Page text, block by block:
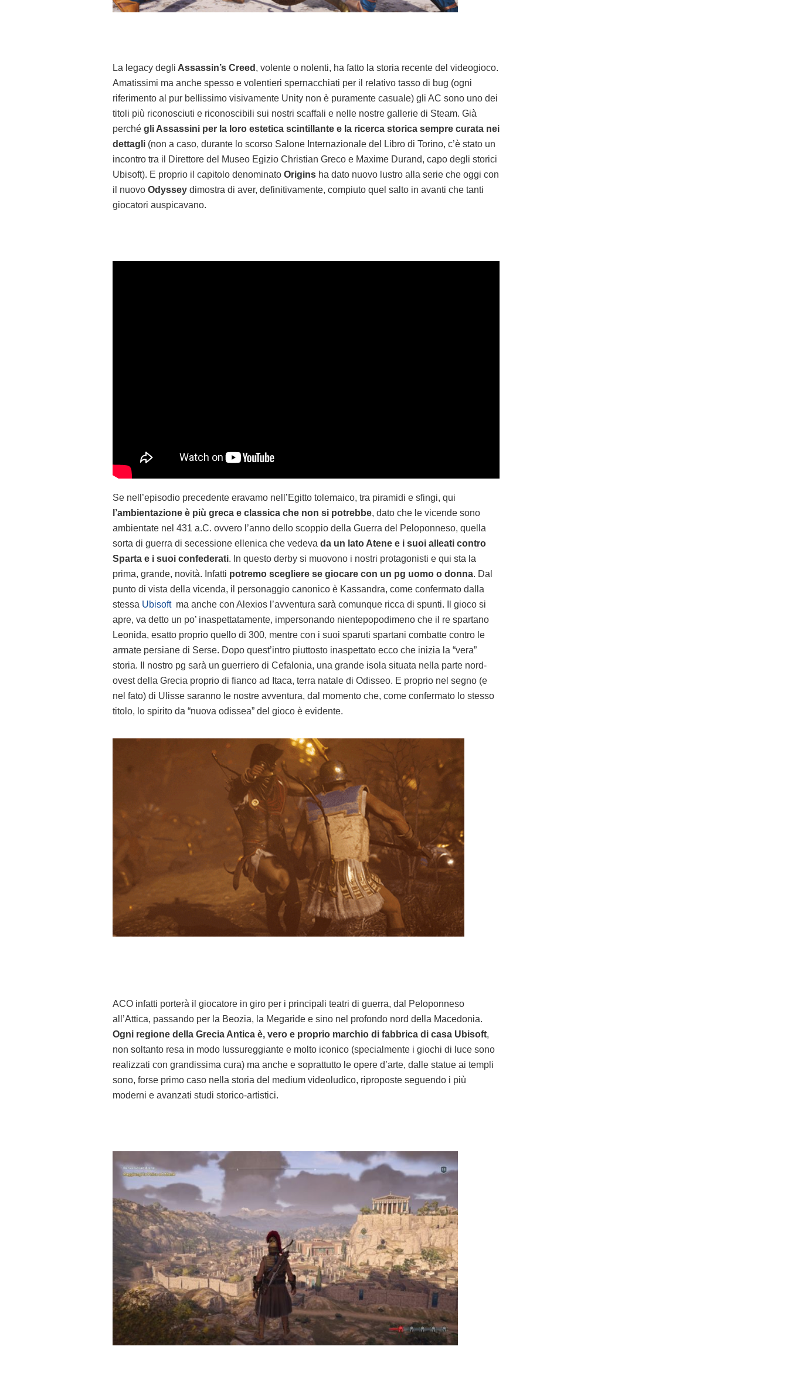
La legacy degli Assassin’s Creed , volente o nolenti, ha fatto la storia recente del videogioco.
Amatissimi ma anche spesso e volentieri spernacchiati per il relativo tasso di bug (ogni
riferimento al pur bellissimo visivamente Unity non è puramente casuale) gli AC sono uno dei
titoli più riconosciuti e riconoscibili sui nostri scaffali e nelle nostre gallerie di Steam. Già
perché gli Assassini per la loro estetica scintillante e la ricerca storica sempre curata nei
dettagli (non a caso, durante lo scorso Salone Internazionale del Libro di Torino, c’è stato un
incontro tra il Direttore del Museo Egizio Christian Greco e Maxime Durand, capo degli storici
Ubisoft). E proprio il capitolo denominato Origins ha dato nuovo lustro alla serie che oggi con
il nuovo Odyssey dimostra di aver, definitivamente, compiuto quel salto in avanti che tanti
giocatori auspicavano.
Se nell’episodio precedente eravamo nell’Egitto tolemaico, tra piramidi e sfingi, qui
l’ambientazione è più greca e classica che non si potrebbe, dato che le vicende sono
ambientate nel 431 a.C. ovvero l’anno dello scoppio della Guerra del Peloponneso, quella
sorta di guerra di secessione ellenica che vedeva da un lato Atene e i suoi alleati contro
Sparta e i suoi confederati. In questo derby si muovono i nostri protagonisti e qui sta la
prima, grande, novità. Infatti potremo scegliere se giocare con un pg uomo o donna. Dal
punto di vista della vicenda, il personaggio canonico è Kassandra, come confermato dalla
stessa Ubisoft ma anche con Alexios l’avventura sarà comunque ricca di spunti. Il gioco si
apre, va detto un po’ inaspettatamente, impersonando nientepopodimeno che il re spartano
Leonida, esatto proprio quello di 300, mentre con i suoi sparuti spartani combatte contro le
armate persiane di Serse. Dopo quest’intro piuttosto inaspettato ecco che inizia la “vera”
storia. Il nostro pg sarà un guerriero di Cefalonia, una grande isola situata nella parte nord-
ovest della Grecia proprio di fianco ad Itaca, terra natale di Odisseo. E proprio nel segno (e
nel fato) di Ulisse saranno le nostre avventura, dal momento che, come confermato lo stesso
titolo, lo spirito da “nuova odissea” del gioco è evidente.
ACO infatti porterà il giocatore in giro per i principali teatri di guerra, dal Peloponneso
all’Attica, passando per la Beozia, la Megaride e sino nel profondo nord della Macedonia.
Ogni regione della Grecia Antica è, vero e proprio marchio di fabbrica di casa Ubisoft,
non soltanto resa in modo lussureggiante e molto iconico (specialmente i giochi di luce sono
realizzati con grandissima cura) ma anche e soprattutto le opere d’arte, dalle statue ai templi
sono, forse primo caso nella storia del medium videoludico, riproposte seguendo i più
moderni e avanzati studi storico-artistici.